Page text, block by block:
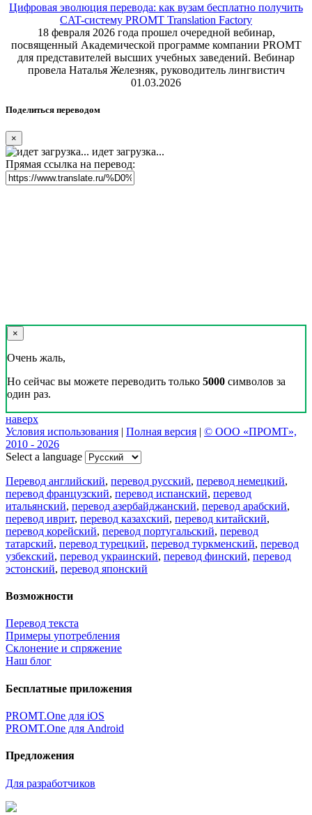
Цифровая эволюция перевода: как вузам бесплатно получить
CAT-систему PROMT Translation Factory
18 февраля 2026 года прошел очередной вебинар,
посвященный Академической программе компании PROMT
для представителей высших учебных заведений. Вебинар
провела Наталья Железняк, руководитель лингвистич
01.03.2026
Поделиться переводом
×
идет загрузка...
Прямая ссылка на перевод:
×
Очень жаль,
Но сейчас вы можете переводить только 5000 символов за
один раз.
наверх
Условия использования | Полная версия | © ООО «ПРОМТ»,
2010 - 2026
Select a language
Перевод английский, перевод русский, перевод немецкий,
перевод французский, перевод испанский, перевод
итальянский, перевод азербайджанский, перевод арабский,
перевод иврит, перевод казахский, перевод китайский,
перевод корейский, перевод португальский, перевод
татарский, перевод турецкий, перевод туркменский, перевод
узбекский, перевод украинский, перевод финский, перевод
эстонский, перевод японский
Возможности
Перевод текста
Примеры употребления
Склонение и спряжение
Наш блог
Бесплатные приложения
PROMT.One для iOS
PROMT.One для Android
Предложения
Для разработчиков